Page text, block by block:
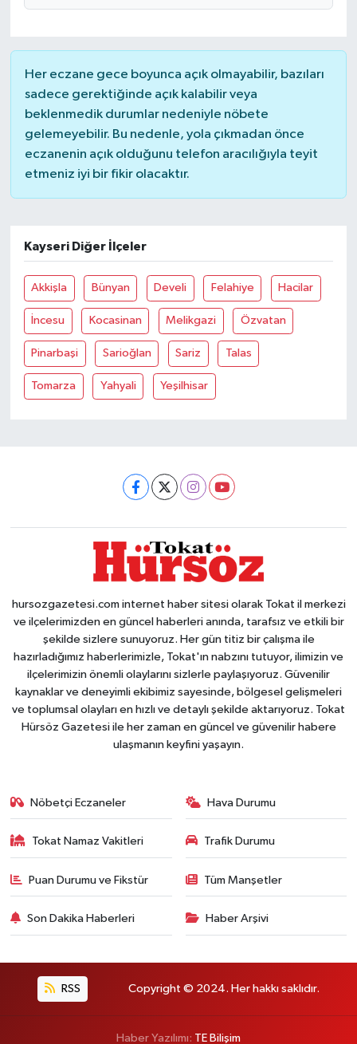
Her eczane gece boyunca açık olmayabilir, bazıları
sadece gerektiğinde açık kalabilir veya
beklenmedik durumlar nedeniyle nöbete
gelemeyebilir. Bu nedenle, yola çıkmadan önce
eczanenin açık olduğunu telefon aracılığıyla teyit
etmeniz iyi bir fikir olacaktır.
Kayseri Diğer İlçeler
Akkişla Bünyan Develi Felahiye Hacilar
İncesu Kocasinan Melikgazi Özvatan
Pinarbaşi Sarioğlan Sariz Talas
Tomarza Yahyali Yeşilhisar
hursozgazetesi.com internet haber sitesi olarak Tokat il merkezi
ve ilçelerimizden en güncel haberleri anında, tarafsız ve etkili bir
şekilde sizlere sunuyoruz. Her gün titiz bir çalışma ile
hazırladığımız haberlerimizle, Tokat'ın nabzını tutuyor, ilimizin ve
ilçelerimizin önemli olaylarını sizlerle paylaşıyoruz. Güvenilir
kaynaklar ve deneyimli ekibimiz sayesinde, bölgesel gelişmeleri
ve toplumsal olayları en hızlı ve detaylı şekilde aktarıyoruz. Tokat
Hürsöz Gazetesi ile her zaman en güncel ve güvenilir habere
ulaşmanın keyfini yaşayın.
Nöbetçi Eczaneler Hava Durumu
Tokat Namaz Vakitleri Trafik Durumu
Puan Durumu ve Fikstür Tüm Manşetler
Son Dakika Haberleri Haber Arşivi
RSS Copyright © 2024. Her hakkı saklıdır.
Haber Yazılımı: TE Bilişim